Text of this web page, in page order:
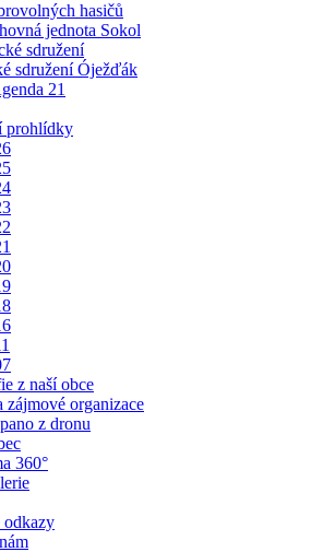
hasičů
jednota Sokol
sdružení
sdružení Óježďák
21
prohlídky
z naší obce
zájmové organizace
z dronu
360°
odkazy